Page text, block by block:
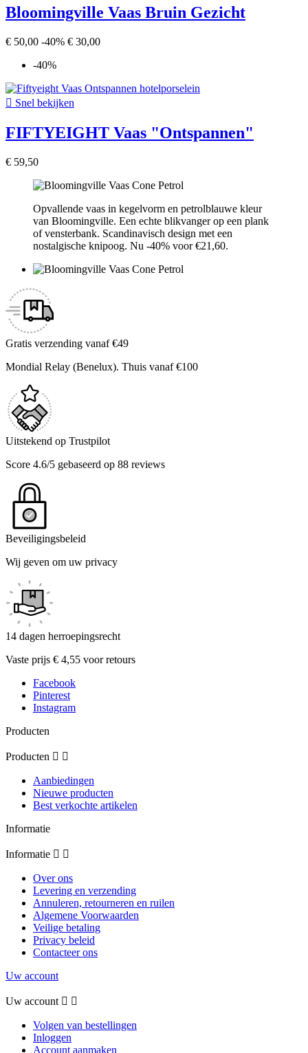
Bloomingville Vaas Bruin Gezicht
€ 50,00 -40% € 30,00
-40%
 Snel bekijken
FIFTYEIGHT Vaas "Ontspannen"
€ 59,50
Opvallende vaas in kegelvorm en petrolblauwe kleur
van Bloomingville. Een echte blikvanger op een plank
of vensterbank. Scandinavisch design met een
nostalgische knipoog. Nu -40% voor €21,60.
Gratis verzending vanaf €49
Mondial Relay (Benelux). Thuis vanaf €100
Uitstekend op Trustpilot
Score 4.6/5 gebaseerd op 88 reviews
Beveiligingsbeleid
Wij geven om uw privacy
14 dagen herroepingsrecht
Vaste prijs € 4,55 voor retours
Facebook
Pinterest
Instagram
Producten
Producten  
Aanbiedingen
Nieuwe producten
Best verkochte artikelen
Informatie
Informatie  
Over ons
Levering en verzending
Annuleren, retourneren en ruilen
Algemene Voorwaarden
Veilige betaling
Privacy beleid
Contacteer ons
Uw account
Uw account  
Volgen van bestellingen
Inloggen
Account aanmaken